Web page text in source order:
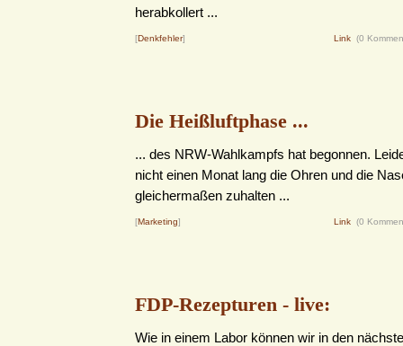
herabkollert ...
[Denkfehler] Link (0
Die Heißluftphase ...
... des NRW-Wahlkampfs hat begonnen.
nicht einen Monat lang die Ohren und die
gleichermaßen zuhalten ...
[Marketing] Link (0
FDP-Rezepturen - live:
Wie in einem Labor können wir in den